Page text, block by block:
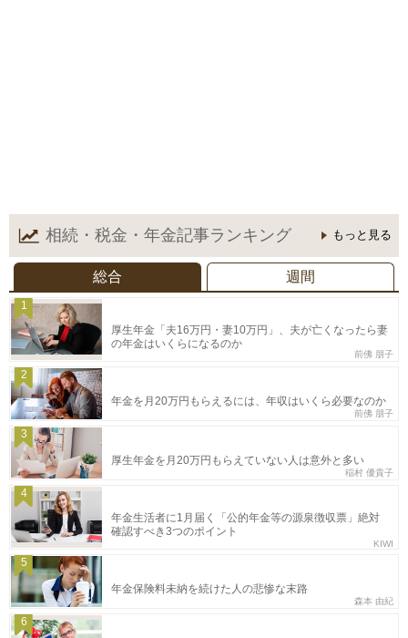
相続・税金・年金記事ランキング もっと見る
総合 週間
1
厚生年金「夫16万円・妻10万円」、夫が亡くなったら妻
の年金はいくらになるのか
前佛 朋子
2
年金を月20万円もらえるには、年収はいくら必要なのか
前佛 朋子
3
厚生年金を月20万円もらえていない人は意外と多い
稲村 優貴子
4
年金生活者に1月届く「公的年金等の源泉徴収票」絶対
確認すべき3つのポイント
KIWI
5
年金保険料未納を続けた人の悲惨な末路
森本 由紀
6